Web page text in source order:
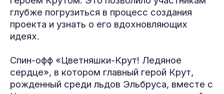
глубже погрузиться в процесс создания
проекта и узнать о его вдохновляющих
идеях.
Спин-офф «Цветняшки-Крут! Ледяное
сердце», в котором главный герой Крут,
рожденный среди льдов Эльбруса, вместе с